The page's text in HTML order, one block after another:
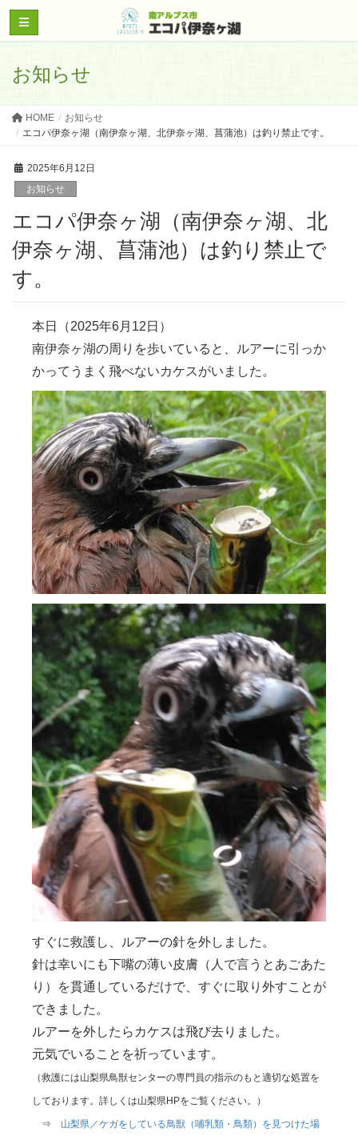
お知らせ
HOME
お知らせ
エコパ伊奈ヶ湖（南伊奈ヶ湖、北伊奈ヶ湖、菖蒲池）は釣り禁止です。
2025年6月12日
お知らせ
エコパ伊奈ヶ湖（南伊奈ヶ湖、北
伊奈ヶ湖、菖蒲池）は釣り禁止で
す。
本日（2025年6月12日）
南伊奈ヶ湖の周りを歩いていると、ルアーに引っか
かってうまく飛べないカケスがいました。
すぐに救護し、ルアーの針を外しました。
針は幸いにも下嘴の薄い皮膚（人で言うとあごあた
り）を貫通しているだけで、すぐに取り外すことが
できました。
ルアーを外したらカケスは飛び去りました。
元気でいることを祈っています。
（救護には山梨県鳥獣センターの専門員の指示のもと適切な処置を
しております。詳しくは山梨県HPをご覧ください。）
⇒ 山梨県／ケガをしている鳥獣（哺乳類・鳥類）を見つけた場